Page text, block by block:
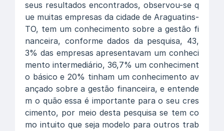
seus resultados encontrados, observou-se q
ue muitas empresas da cidade de Araguatins-
TO, tem um conhecimento sobre a gestão fi
nanceira, conforme dados da pesquisa, 43,
3% das empresas apresentavam um conheci
mento intermediário, 36,7% um conheciment
o básico e 20% tinham um conhecimento av
ançado sobre a gestão financeira, e entende
m o quão essa é importante para o seu cres
cimento, por meio desta pesquisa se tem co
mo intuito que seja modelo para outros trab